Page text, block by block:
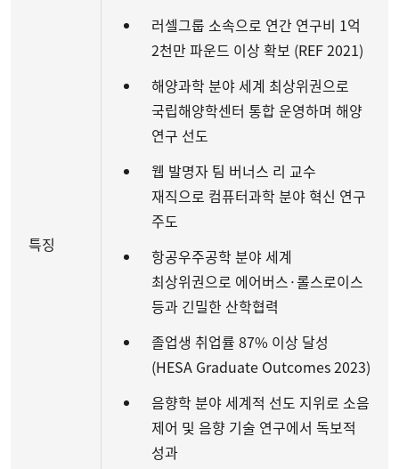
특징
러셀그룹 소속으로 연간 연구비 1억
2천만 파운드 이상 확보 (REF 2021)
해양과학 분야 세계 최상위권으로
국립해양학센터 통합 운영하며 해양
연구 선도
웹 발명자 팀 버너스 리 교수
재직으로 컴퓨터과학 분야 혁신 연구
주도
항공우주공학 분야 세계
최상위권으로 에어버스·롤스로이스
등과 긴밀한 산학협력
졸업생 취업률 87% 이상 달성
(HESA Graduate Outcomes 2023)
음향학 분야 세계적 선도 지위로 소음
제어 및 음향 기술 연구에서 독보적
성과